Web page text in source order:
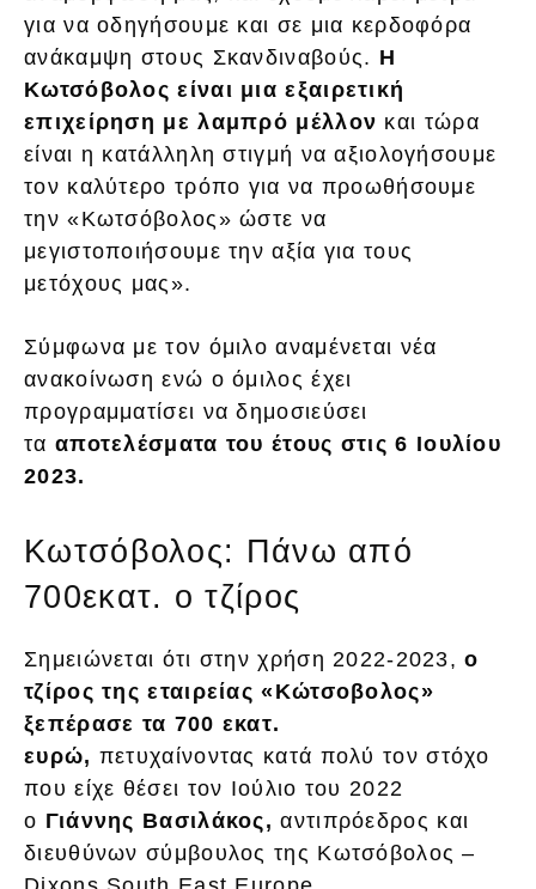
για να οδηγήσουμε και σε μια κερδοφόρα
ανάκαμψη στους Σκανδιναβούς. Η
Κωτσόβολος είναι μια εξαιρετική
επιχείρηση με λαμπρό μέλλον και τώρα
είναι η κατάλληλη στιγμή να αξιολογήσουμε
τον καλύτερο τρόπο για να προωθήσουμε
την «Κωτσόβολος» ώστε να
μεγιστοποιήσουμε την αξία για τους
μετόχους μας».
Σύμφωνα με τον όμιλο αναμένεται νέα
ανακοίνωση ενώ ο όμιλος έχει
προγραμματίσει να δημοσιεύσει
τα αποτελέσματα του έτους στις 6 Ιουλίου
2023.
Κωτσόβολος: Πάνω από
700εκατ. ο τζίρος
Σημειώνεται ότι στην χρήση 2022-2023,ο
τζίρος της εταιρείας «Κώτσοβολος»
ξεπέρασε τα 700 εκατ.
ευρώ, πετυχαίνοντας κατά πολύ τον στόχο
που είχε θέσει τον Ιούλιο του 2022
ο Γιάννης Βασιλάκος, αντιπρόεδρος και
διευθύνων σύμβουλος της Κωτσόβολος –